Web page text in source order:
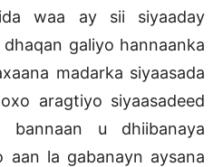
waa ay sii siyaaday
galiyo hannaanka
madarka siyaasada
aragtiyo siyaasadeed
u dhiibanaya
aan la gabanayn aysana